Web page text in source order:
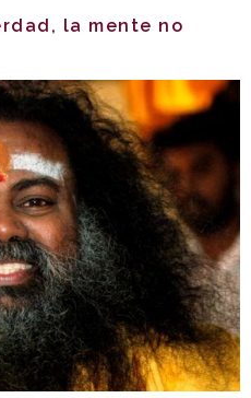
la mente no